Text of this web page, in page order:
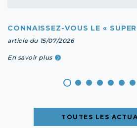
CONNAISSEZ-VOUS LE «
article du 15/07/2026
En savoir plus
TOUTES LES